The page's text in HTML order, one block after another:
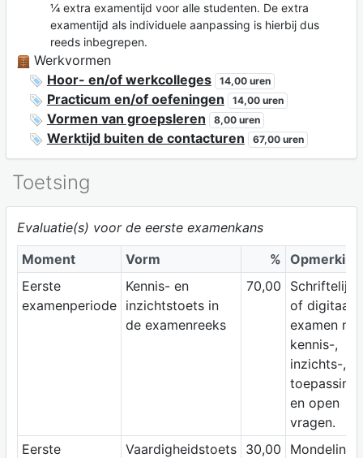
¼ extra examentijd voor alle studenten. De extra
examentijd als individuele aanpassing is hierbij dus
reeds inbegrepen.
Werkvormen
Hoor- en/of werkcolleges
14,00 uren
Practicum en/of oefeningen 14,00 uren
Vormen van groepsleren 8,00 uren
Werktijd buiten de contacturen 67,00 uren
Toetsing
Evaluatie(s) voor de eerste examenkans
Moment
Vorm % Opmerking
Eerste
examenperiode
Kennis- en
inzichtstoets in
de examenreeks
70,00
Schriftelijk
of digitaal
examen
kennis-,
inzichts-,
en open
vragen.
Eerste
Vaardigheidstoets
30,00
Mondeling